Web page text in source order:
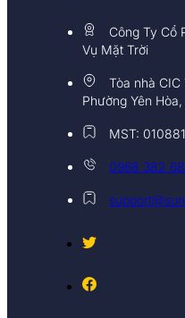
Công Ty Cổ
Vụ Mặt Trời
Tòa nhà CIC
Phường Yên
MST:
0968 382